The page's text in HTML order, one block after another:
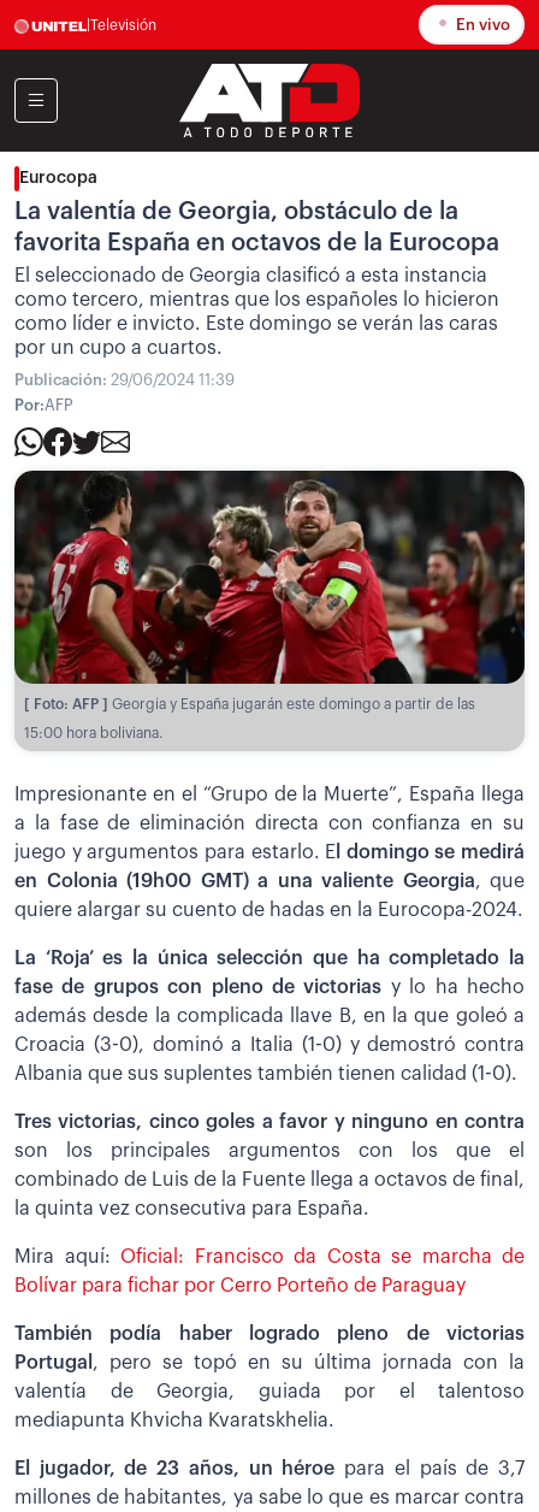
Televisión En vivo
Eurocopa
La valentía de Georgia, obstáculo de la
favorita España en octavos de la Eurocopa
El seleccionado de Georgia clasificó a esta instancia
como tercero, mientras que los españoles lo hicieron
como líder e invicto. Este domingo se verán las caras
por un cupo a cuartos.
Publicación: 29/06/2024 11:39
Por:AFP
[ Foto: AFP ] Georgia y España jugarán este domingo a partir de las
15:00 hora boliviana.
Impresionante en el “Grupo de la Muerte”, España llega
a la fase de eliminación directa con confianza en su
juego y argumentos para estarlo. E l domingo se medirá
en Colonia (19h00 GMT) a una valiente Georgia, que
quiere alargar su cuento de hadas en la Eurocopa-2024.
La ‘Roja’ es la única selección que ha completado la
fase de grupos con pleno de victorias y lo ha hecho
además desde la complicada llave B, en la que goleó a
Croacia (3-0), dominó a Italia (1-0) y demostró contra
Albania que sus suplentes también tienen calidad (1-0).
Tres victorias, cinco goles a favor y ninguno en contra
son los principales argumentos con los que el
combinado de Luis de la Fuente llega a octavos de final,
la quinta vez consecutiva para España.
Mira aquí: Oficial: Francisco da Costa se marcha de
Bolívar para fichar por Cerro Porteño de Paraguay
También podía haber logrado pleno de victorias
Portugal , pero se topó en su última jornada con la
valentía de Georgia, guiada por el talentoso
mediapunta Khvicha Kvaratskhelia.
El jugador, de 23 años, un héroe para el país de 3,7
millones de habitantes, ya sabe lo que es marcar contra